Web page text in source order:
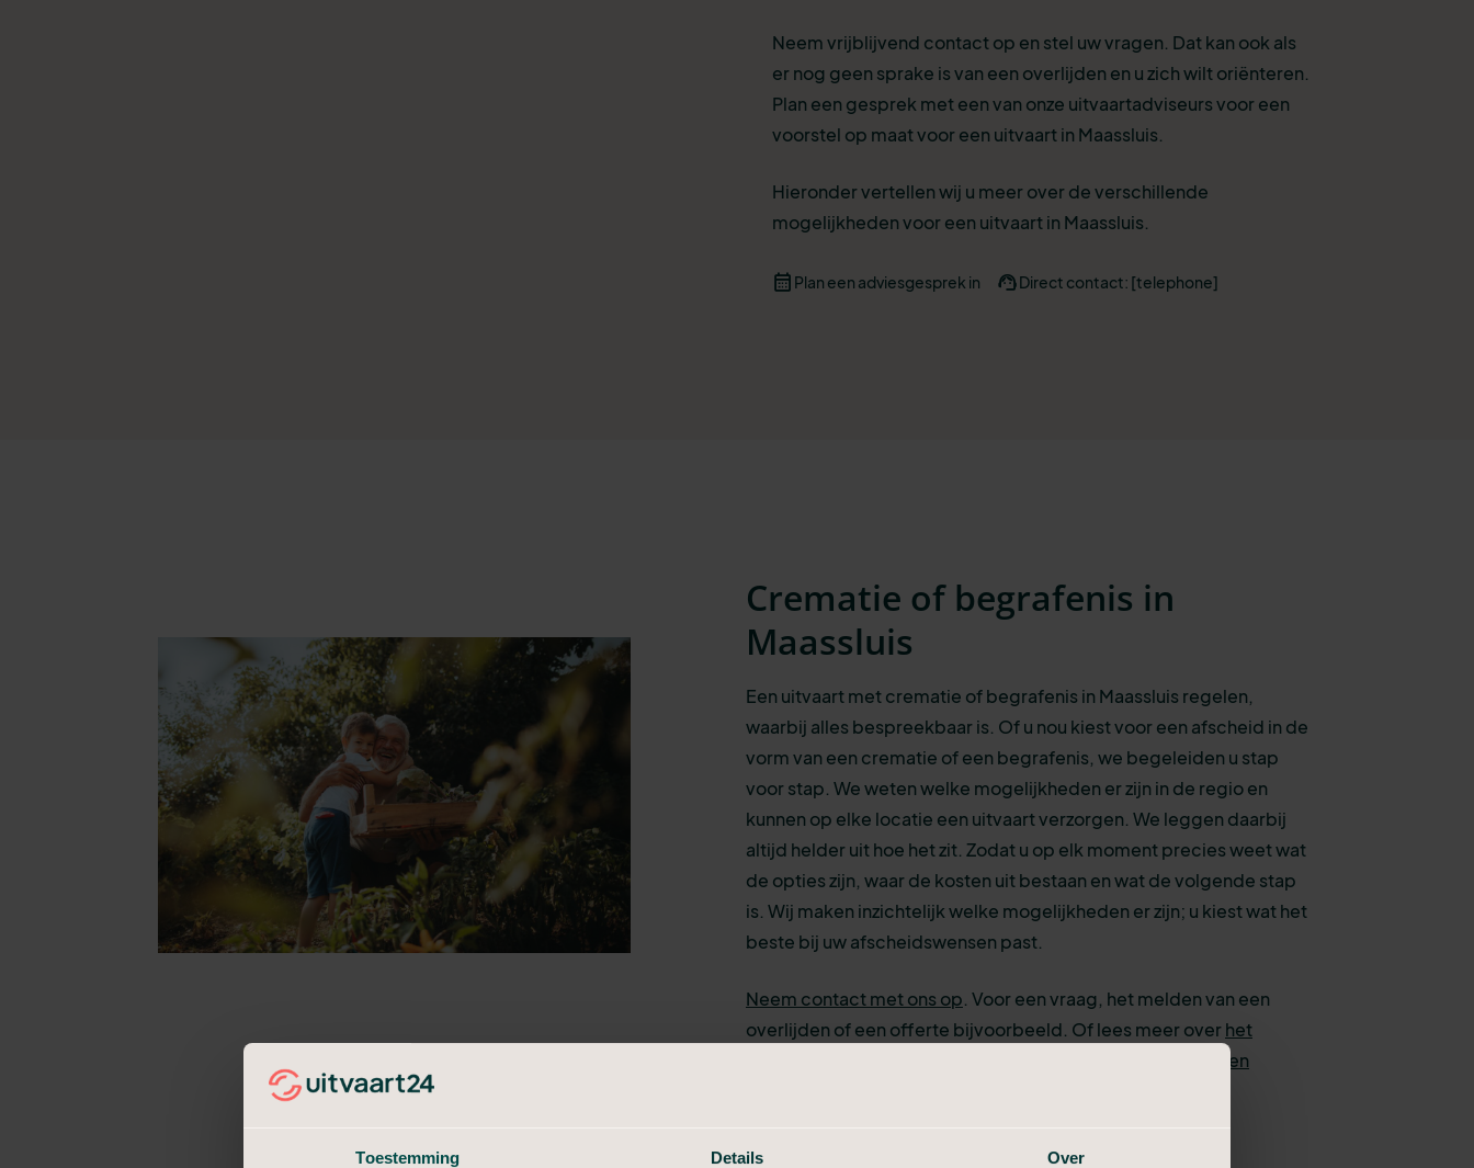
Toestemming Details Over
Neem vrijblijvend contact op en stel uw vragen. Dat kan ook als
er nog geen sprake is van een overlijden en u zich wilt oriënteren.
Plan een gesprek met een van onze uitvaartadviseurs voor een
voorstel op maat voor een uitvaart in Maassluis.
Hieronder vertellen wij u meer over de verschillende
mogelijkheden voor een uitvaart in Maassluis.
Plan een adviesgesprek in Direct contact: [telephone]
Crematie of begrafenis in
Maassluis
Een uitvaart met crematie of begrafenis in Maassluis regelen,
waarbij alles bespreekbaar is. Of u nou kiest voor een afscheid in de
vorm van een crematie of een begrafenis, we begeleiden u stap
voor stap. We weten welke mogelijkheden er zijn in de regio en
kunnen op elke locatie een uitvaart verzorgen. We leggen daarbij
altijd helder uit hoe het zit. Zodat u op elk moment precies weet wat
de opties zijn, waar de kosten uit bestaan en wat de volgende stap
is. Wij maken inzichtelijk welke mogelijkheden er zijn; u kiest wat het
beste bij uw afscheidswensen past.
Neem contact met ons op. Voor een vraag, het melden van een
overlijden of een offerte bijvoorbeeld. Of lees meer overhet
regelen van een